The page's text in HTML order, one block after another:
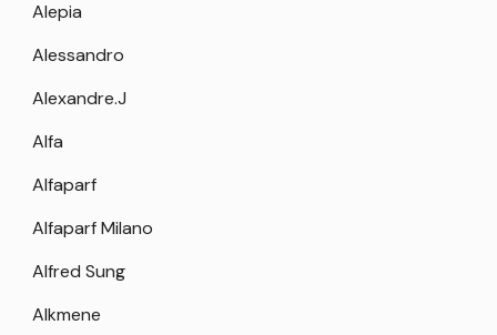
Alepia
Alessandro
Alexandre.J
Alfa
Alfaparf
Alfaparf Milano
Alfred Sung
Alkmene